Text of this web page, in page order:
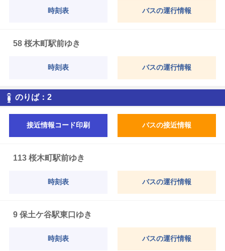
時刻表 バスの運行情報
58 桜木町駅前ゆき
時刻表 バスの運行情報
のりば： 2
接近情報コード印刷 バスの接近情報
113 桜木町駅前ゆき
時刻表 バスの運行情報
9 保土ケ谷駅東口ゆき
時刻表 バスの運行情報